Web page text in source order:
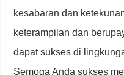
kesabaran dan
keterampilan dan
dapat sukses di
Semoga Anda sukses